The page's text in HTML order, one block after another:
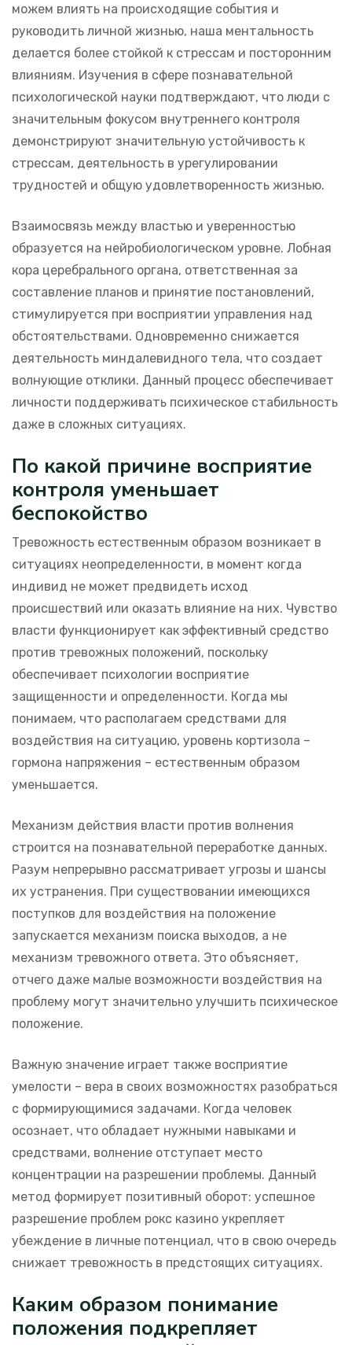
можем влиять на происходящие события и
руководить личной жизнью, наша ментальность
делается более стойкой к стрессам и посторонним
влияниям. Изучения в сфере познавательной
психологической науки подтверждают, что люди с
значительным фокусом внутреннего контроля
демонстрируют значительную устойчивость к
стрессам, деятельность в урегулировании
трудностей и общую удовлетворенность жизнью.
Взаимосвязь между властью и уверенностью
образуется на нейробиологическом уровне. Лобная
кора церебрального органа, ответственная за
составление планов и принятие постановлений,
стимулируется при восприятии управления над
обстоятельствами. Одновременно снижается
деятельность миндалевидного тела, что создает
волнующие отклики. Данный процесс обеспечивает
личности поддерживать психическое стабильность
даже в сложных ситуациях.
По какой причине восприятие
контроля уменьшает
беспокойство
Тревожность естественным образом возникает в
ситуациях неопределенности, в момент когда
индивид не может предвидеть исход
происшествий или оказать влияние на них. Чувство
власти функционирует как эффективный средство
против тревожных положений, поскольку
обеспечивает психологии восприятие
защищенности и определенности. Когда мы
понимаем, что располагаем средствами для
воздействия на ситуацию, уровень кортизола –
гормона напряжения – естественным образом
уменьшается.
Механизм действия власти против волнения
строится на познавательной переработке данных.
Разум непрерывно рассматривает угрозы и шансы
их устранения. При существовании имеющихся
поступков для воздействия на положение
запускается механизм поиска выходов, а не
механизм тревожного ответа. Это объясняет,
отчего даже малые возможности воздействия на
проблему могут значительно улучшить психическое
положение.
Важную значение играет также восприятие
умелости – вера в своих возможностях разобраться
с формирующимися задачами. Когда человек
осознает, что обладает нужными навыками и
средствами, волнение отступает место
концентрации на разрешении проблемы. Данный
метод формирует позитивный оборот: успешное
разрешение проблем рокс казино укрепляет
убеждение в личные потенциал, что в свою очередь
снижает тревожность в предстоящих ситуациях.
Каким образом понимание
положения подкрепляет